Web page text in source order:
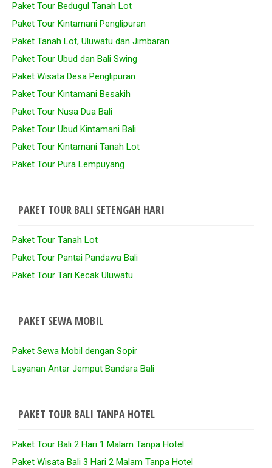
Paket Tour Bedugul Tanah Lot
Paket Tour Kintamani Penglipuran
Paket Tanah Lot, Uluwatu dan Jimbaran
Paket Tour Ubud dan Bali Swing
Paket Wisata Desa Penglipuran
Paket Tour Kintamani Besakih
Paket Tour Nusa Dua Bali
Paket Tour Ubud Kintamani Bali
Paket Tour Kintamani Tanah Lot
Paket Tour Pura Lempuyang
PAKET TOUR BALI SETENGAH HARI
Paket Tour Tanah Lot
Paket Tour Pantai Pandawa Bali
Paket Tour Tari Kecak Uluwatu
PAKET SEWA MOBIL
Paket Sewa Mobil dengan Sopir
Layanan Antar Jemput Bandara Bali
PAKET TOUR BALI TANPA HOTEL
Paket Tour Bali 2 Hari 1 Malam Tanpa Hotel
Paket Wisata Bali 3 Hari 2 Malam Tanpa Hotel